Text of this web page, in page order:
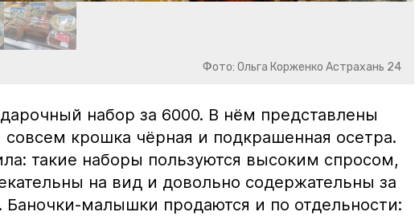
Фото: Ольга Корженко Астрахань 24
набор за 6000. В нём представлены
крошка чёрная и подкрашенная осетра.
такие наборы пользуются высоким спросом,
на вид и довольно содержательны за
Баночки-малышки продаются и по отдельности: